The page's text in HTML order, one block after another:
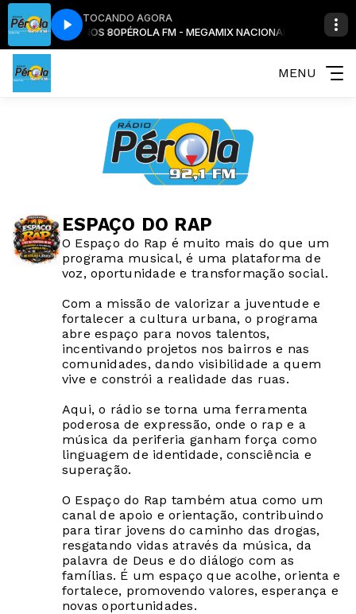
TOCANDO AGORA
NACIONAL ANOS 80PÉROLA FM - MEGAMIX NACIONAL ANOS 80
MENU
ESPAÇO DO RAP
O Espaço do Rap é muito mais do que um
programa musical, é uma plataforma de
voz, oportunidade e transformação social.
Com a missão de valorizar a juventude e
fortalecer a cultura urbana, o programa
abre espaço para novos talentos,
incentivando projetos nos bairros e nas
comunidades, dando visibilidade a quem
vive e constrói a realidade das ruas.
Aqui, o rádio se torna uma ferramenta
poderosa de expressão, onde o rap e a
música da periferia ganham força como
linguagem de identidade, consciência e
superação.
O Espaço do Rap também atua como um
canal de apoio e orientação, contribuindo
para tirar jovens do caminho das drogas,
resgatando vidas através da música, da
palavra de Deus e do diálogo com as
famílias. É um espaço que acolhe, orienta e
fortalece, promovendo valores, esperança e
novas oportunidades.